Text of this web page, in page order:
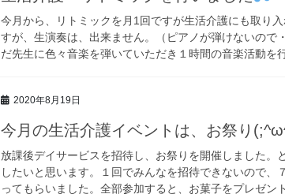
今月から、リトミックを月1回ですが生活介護にも取り
すが、生演奏は、出来ません。（ピアノが弾けないので
だ先生に色々音楽を弾いていただき１時間の音楽活動を
2020年8月19日
今月の生活介護イベントは、お祭り
放課後デイサービスを招待し、お祭りを開催しました。
したいと思います。１回でみんなを招待できないので、
ってもらいました。全部参加すると、お菓子をプレゼン